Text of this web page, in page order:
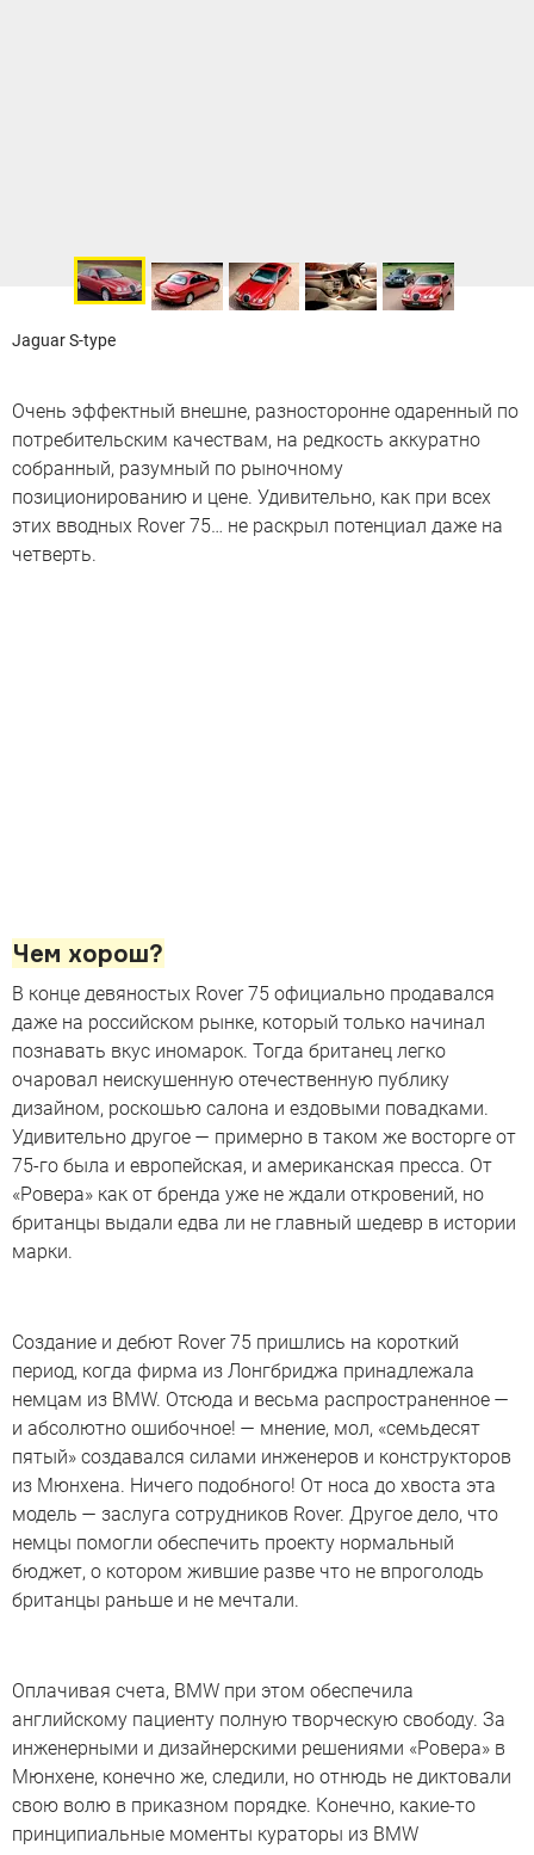
Jaguar S-type
Очень эффектный внешне, разносторонне одаренный по
потребительским качествам, на редкость аккуратно
собранный, разумный по рыночному
позиционированию и цене. Удивительно, как при всех
этих вводных Rover 75… не раскрыл потенциал даже на
четверть.
Чем хорош?
В конце девяностых Rover 75 официально продавался
даже на российском рынке, который только начинал
познавать вкус иномарок. Тогда британец легко
очаровал неискушенную отечественную публику
дизайном, роскошью салона и ездовыми повадками.
Удивительно другое — примерно в таком же восторге от
75-го была и европейская, и американская пресса. От
«Ровера» как от бренда уже не ждали откровений, но
британцы выдали едва ли не главный шедевр в истории
марки.
Создание и дебют Rover 75 пришлись на короткий
период, когда фирма из Лонгбриджа принадлежала
немцам из BMW. Отсюда и весьма распространенное —
и абсолютно ошибочное! — мнение, мол, «семьдесят
пятый» создавался силами инженеров и конструкторов
из Мюнхена. Ничего подобного! От носа до хвоста эта
модель — заслуга сотрудников Rover. Другое дело, что
немцы помогли обеспечить проекту нормальный
бюджет, о котором жившие разве что не впроголодь
британцы раньше и не мечтали.
Оплачивая счета, BMW при этом обеспечила
английскому пациенту полную творческую свободу. За
инженерными и дизайнерскими решениями «Ровера» в
Мюнхене, конечно же, следили, но отнюдь не диктовали
свою волю в приказном порядке. Конечно, какие-то
принципиальные моменты кураторы из BMW